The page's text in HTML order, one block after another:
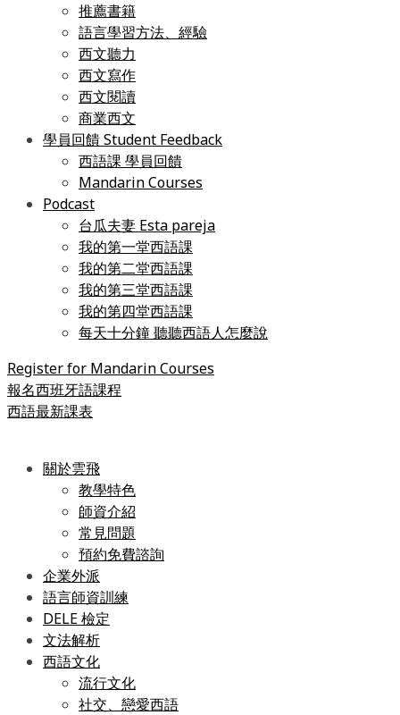
推薦書籍
語言學習方法、經驗
西文聽力
西文寫作
西文閱讀
商業西文
學員回饋 Student Feedback
西語課 學員回饋
Mandarin Courses
Podcast
台瓜夫妻 Esta pareja
我的第一堂西語課
我的第二堂西語課
我的第三堂西語課
我的第四堂西語課
每天十分鐘 聽聽西語人怎麼說
Register for Mandarin Courses
報名西班牙語課程
西語最新課表
關於雲飛
教學特色
師資介紹
常見問題
預約免費諮詢
企業外派
語言師資訓練
DELE 檢定
文法解析
西語文化
流行文化
社交、戀愛西語